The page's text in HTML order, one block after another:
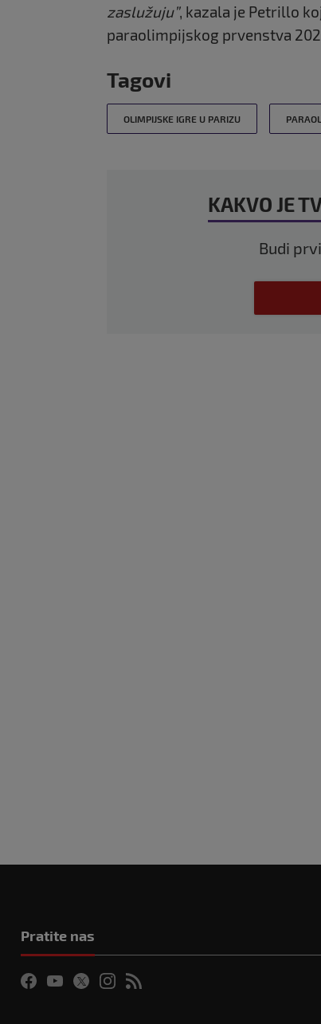
zaslužuju”, kazala je Petrillo
paraolimpijskog prvenstva
Tagovi
OLIMPIJSKE IGRE U PARIZU
KAKVO JE
Budi
Pratite nas